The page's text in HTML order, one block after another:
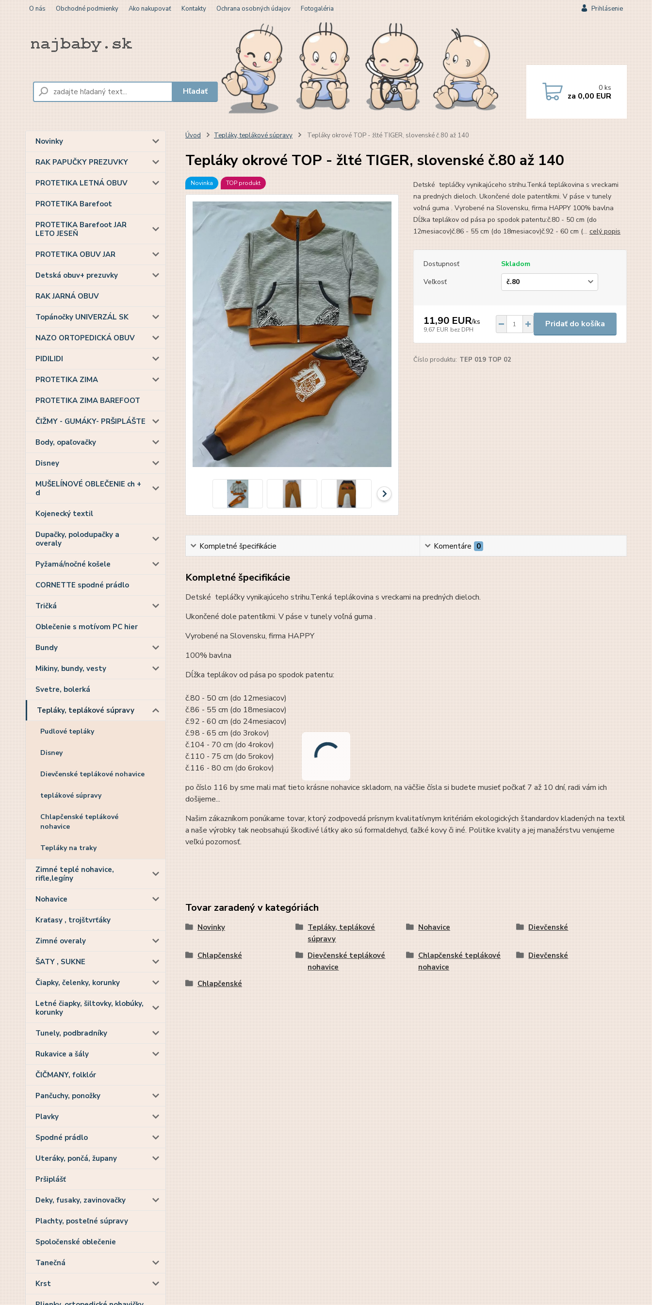
O nás Obchodné podmienky Ako nakupovať Kontakty Ochrana osobných údajov Fotogaléria Prihlásenie
Hľadať 0 ks
za 0,00 EUR
Novinky
RAK PAPUČKY PREZUVKY
PROTETIKA LETNÁ OBUV
PROTETIKA Barefoot
PROTETIKA Barefoot JAR
LETO JESEŇ
PROTETIKA OBUV JAR
Detská obuv+ prezuvky
RAK JARNÁ OBUV
Topánočky UNIVERZÁL SK
NAZO ORTOPEDICKÁ OBUV
PIDILIDI
PROTETIKA ZIMA
PROTETIKA ZIMA BAREFOOT
ČIŽMY - GUMÁKY- PRŠIPLÁŠTE
Body, opaľovačky
Disney
MUŠELÍNOVÉ OBLEČENIE ch +
d
Kojenecký textil
Dupačky, polodupačky a
overaly
Pyžamá/nočné košele
CORNETTE spodné prádlo
Tričká
Oblečenie s motívom PC hier
Bundy
Mikiny, bundy, vesty
Svetre, bolerká
Tepláky, teplákové súpravy
Pudlové tepláky
Disney
Dievčenské teplákové nohavice
teplákové súpravy
Chlapčenské teplákové
nohavice
Tepláky na traky
Zimné teplé nohavice,
rifle,legíny
Nohavice
Kraťasy , trojštvrťáky
Zimné overaly
ŠATY , SUKNE
Čiapky, čelenky, korunky
Letné čiapky, šiltovky, klobúky,
korunky
Tunely, podbradníky
Rukavice a šály
ČIČMANY, folklór
Pančuchy, ponožky
Plavky
Spodné prádlo
Uteráky, pončá, župany
Pršiplášť
Deky, fusaky, zavinovačky
Plachty, posteľné súpravy
Spoločenské oblečenie
Tanečná
Krst
Úvod Tepláky, teplákové súpravy Tepláky okrové TOP - žlté TIGER, slovenské č.80 až 140
Tepláky okrové TOP - žlté TIGER, slovenské č.80 až 140
Novinka TOP produkt
Detské tepláčky vynikajúceho strihu.Tenká teplákovina s vreckami
na predných dieloch. Ukončené dole patentíkmi. V páse v tunely
voľná guma . Vyrobené na Slovensku, firma HAPPY 100% bavlna
Dĺžka teplákov od pása po spodok patentu:č.80 - 50 cm (do
12mesiacov)č.86 - 55 cm (do 18mesiacov)č.92 - 60 cm (...celý popis
Dostupnosť
Skladom
Veľkosť
11,90 EUR/ks
9,67 EUR bez DPH
Pridať do košíka
Číslo produktu: TEP 019 TOP 02
Kompletné špecifikácie Komentáre 0
Kompletné špecifikácie
Detské tepláčky vynikajúceho strihu.Tenká teplákovina s vreckami na predných dieloch.
Ukončené dole patentíkmi. V páse v tunely voľná guma .
Vyrobené na Slovensku, firma HAPPY
100% bavlna
Dĺžka teplákov od pása po spodok patentu:
č.80 - 50 cm (do 12mesiacov)
č.86 - 55 cm (do 18mesiacov)
č.92 - 60 cm (do 24mesiacov)
č.98 - 65 cm (do 3rokov)
č.104 - 70 cm (do 4rokov)
č.110 - 75 cm (do 5rokov)
č.116 - 80 cm (do 6rokov)
po číslo 116 by sme mali mať tieto krásne nohavice skladom, na väčšie čísla si budete musieť počkať 7 až 10 dní, radi vám ich
došijeme...
Našim zákazníkom ponúkame tovar, ktorý zodpovedá prísnym kvalitatívnym kritériám ekologických štandardov kladených na textil
a naše výrobky tak neobsahujú škodlivé látky ako sú formaldehyd, ťažké kovy či iné. Politike kvality a jej manažérstvu venujeme
veľkú pozornosť.
Tovar zaradený v kategóriách
Novinky
Tepláky, teplákové
súpravy
Nohavice Dievčenské
Chlapčenské
Dievčenské teplákové
nohavice
Chlapčenské teplákové
nohavice
Dievčenské
Chlapčenské